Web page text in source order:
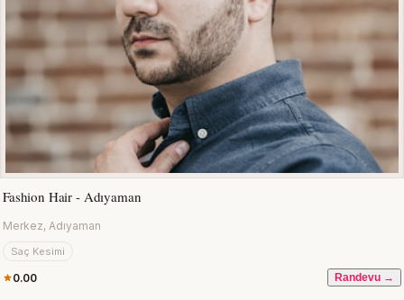
Fashion Hair - Adıyaman
Merkez, Adıyaman
Saç Kesimi
0.00 Randevu →